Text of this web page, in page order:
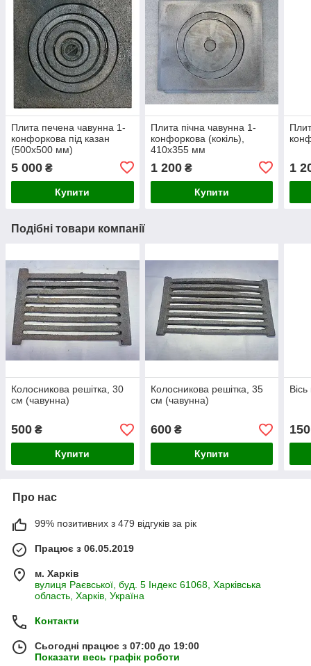
Плита печена чавунна 1-
конфоркова під казан
(500х500 мм)
5 000 ₴
Купити
Плита пічна чавунна 1-
конфоркова (кокіль),
410х355 мм
1 200₴
Купити
1
Подібні товари компанії
Колосникова решітка, 30
см (чавунна)
500 ₴
Купити
Колосникова решітка, 35
см (чавунна)
600₴
Купити
150
Про нас
99% позитивних з 479 відгуків за рік
Працює з 06.05.2019
м. Харків
вулиця Раєвської, буд. 5 Індекс 61068, Харківська
область, Харків, Україна
Контакти
Сьогодні працює з 07:00 до 19:00
Показати весь графік роботи